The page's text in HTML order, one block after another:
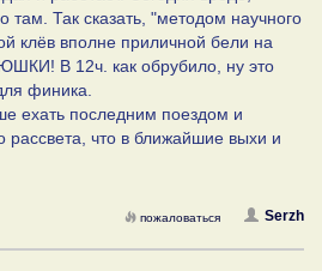
Так сказать, "методом научного
клёв вполне приличной бели на
В 12ч. как обрубило, ну это
финика.
ехать последним поездом и
рассвета, что в ближайшие выхи и
Serzh
пожаловаться